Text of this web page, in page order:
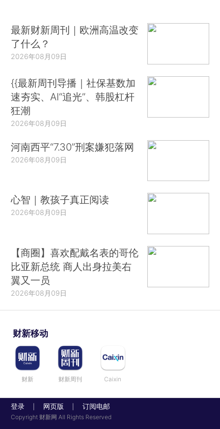
最新财新周刊｜欧洲高温改变
了什么？
2026年08月09日
{{最新周刊导播｜社保基数加
速夯实、AI“追光”、韩股杠杆
狂潮
2026年08月09日
河南西平“7.30”刑案嫌犯落网
2026年08月09日
心智｜教孩子真正阅读
2026年08月09日
【商圈】喜欢配戴名表的哥伦
比亚新总统 商人出身拉美右
翼又一员
2026年08月09日
财新移动
财新 财新周刊 Caixin
登录 网页版 订阅电邮
Copyright 财新网 All Rights Reserved